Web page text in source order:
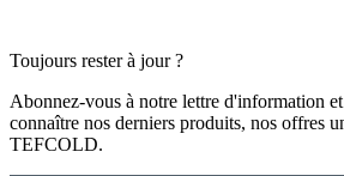
Toujours rester à jour ?
Abonnez-vous à notre lettre d'information
connaître nos derniers produits, nos offres
TEFCOLD.